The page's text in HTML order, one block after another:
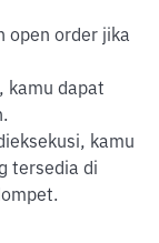
open order jika
kamu dapat
kamu
tersedia di